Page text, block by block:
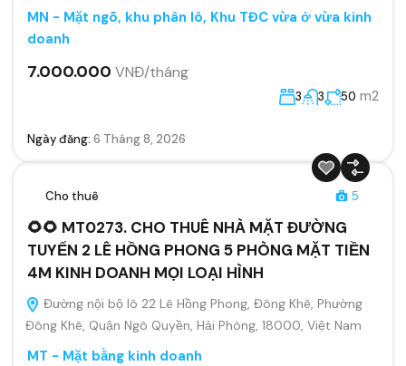
MN - Mặt ngõ, khu phân lô, Khu TĐC vừa ở vừa kinh
doanh
7.000.000 VNĐ/tháng
3 3 50 m2
Ngày đăng: 6 Tháng 8, 2026
Cho thuê 5
🌻🌻 MT0273. CHO THUÊ NHÀ MẶT ĐƯỜNG
TUYẾN 2 LÊ HỒNG PHONG 5 PHÒNG MẶT TIỀN
4M KINH DOANH MỌI LOẠI HÌNH
Đường nội bộ lô 22 Lê Hồng Phong, Đông Khê, Phường
Đông Khê, Quận Ngô Quyền, Hải Phòng, 18000, Việt Nam
MT - Mặt bằng kinh doanh